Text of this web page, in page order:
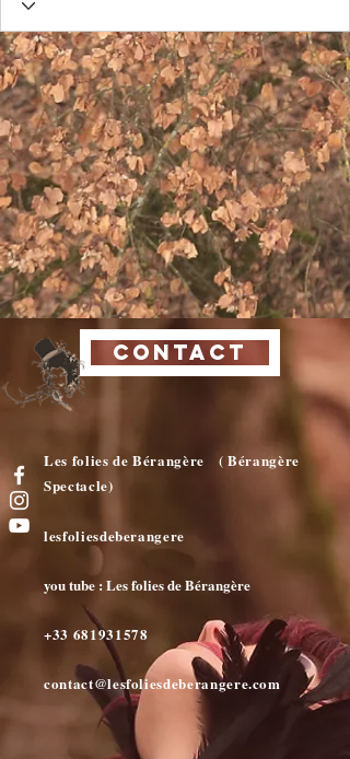
CONTACT
Les folies de Bérangère ( Bérangère
Spectacle)
lesfoliesdeberangere
you tube : Les folies de Bérangère
+33 681931578
contact@lesfoliesdeberangere.com